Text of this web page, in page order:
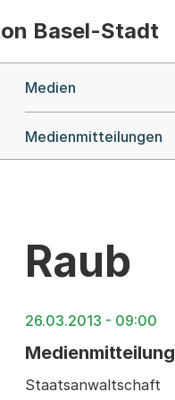
Basel-Stadt
Medien
Medienmitteilungen
Raub
26.03.2013 - 09:00
Medienmitteilung
Staatsanwaltschaft